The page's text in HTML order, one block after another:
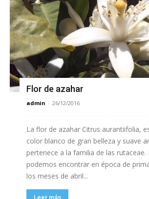
Flor de azahar
admin - 26/12/2016
La flor de azahar Citrus aurantiifolia,
color blanco de gran belleza y suave
pertenece a la familia de las rutaceae.
podemos encontrar en época de
los meses de abril...
Leer más